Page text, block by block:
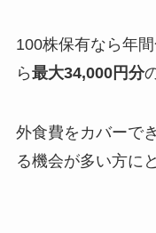
100株保有なら年
ら最大34,000円分
外食費をカバーで
る機会が多い方に